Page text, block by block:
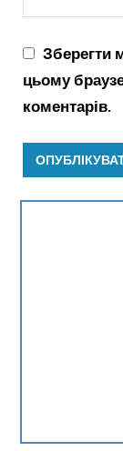
Зберегти
цьому
коментарів.